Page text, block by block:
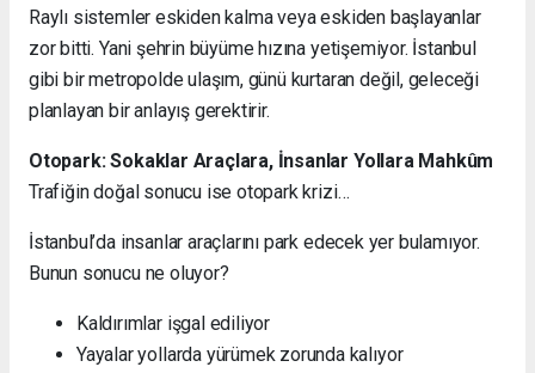
Raylı sistemler eskiden kalma veya eskiden başlayanlar
zor bitti. Yani şehrin büyüme hızına yetişemiyor. İstanbul
gibi bir metropolde ulaşım, günü kurtaran değil, geleceği
planlayan bir anlayış gerektirir.
Otopark: Sokaklar Araçlara, İnsanlar Yollara Mahkûm
Trafiğin doğal sonucu ise otopark krizi…
İstanbul’da insanlar araçlarını park edecek yer bulamıyor.
Bunun sonucu ne oluyor?
Kaldırımlar işgal ediliyor
Yayalar yollarda yürümek zorunda kalıyor